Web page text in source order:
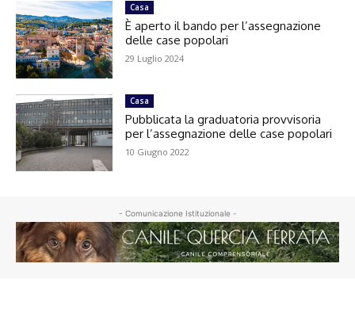
Casa
È aperto il bando per l’assegnazione
delle case popolari
29 Luglio 2024
Casa
Pubblicata la graduatoria provvisoria
per l’assegnazione delle case popolari
10 Giugno 2022
- Comunicazione Istituzionale -